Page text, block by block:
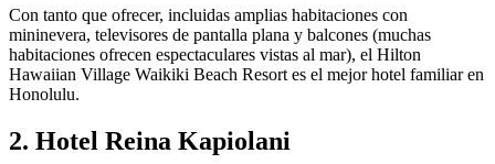
Con tanto que ofrecer, incluidas amplias habitaciones con
mininevera, televisores de pantalla plana y balcones (muchas
habitaciones ofrecen espectaculares vistas al mar), el Hilton
Hawaiian Village Waikiki Beach Resort es el mejor hotel familiar en
Honolulu.
2. Hotel Reina Kapiolani